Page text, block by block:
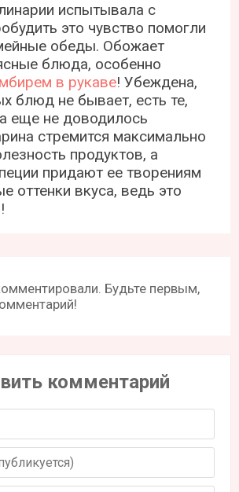
испытывала с
это чувство помогли
обеды. Обожает
блюда, особенно
в рукаве! Убеждена,
блюд не бывает, есть те,
еще не доводилось
стремится максимально
продуктов, а
придают ее творениям
оттенки вкуса, ведь это
Будьте первым,
комментарий